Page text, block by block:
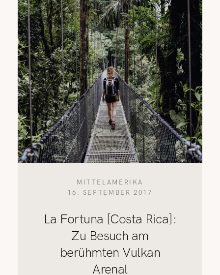
MITTELAMERIKA
16. SEPTEMBER 2017
La Fortuna [Costa Rica]:
Zu Besuch am
berühmten Vulkan
Arenal